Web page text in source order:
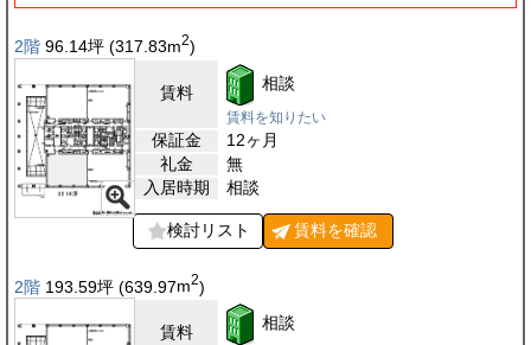
2階 96.14坪 (317.83m2)
賃料 相談
賃料を知りたい
保証金
12ヶ月
礼金
無
入居時期
相談
検討リスト 賃料を確認
2階 193.59坪 (639.97m2)
賃料 相談